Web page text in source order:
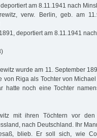
am 8.11.1941 nach
verw. Berlin, geb. am
deportiert am 8.11.1941
wurde am 11. September
von Riga als Tochter von
hatte noch eine Tochter
mit ihren Töchtern vor den
nach Deutschland. Ihr
blieb. Er soll sich, wie